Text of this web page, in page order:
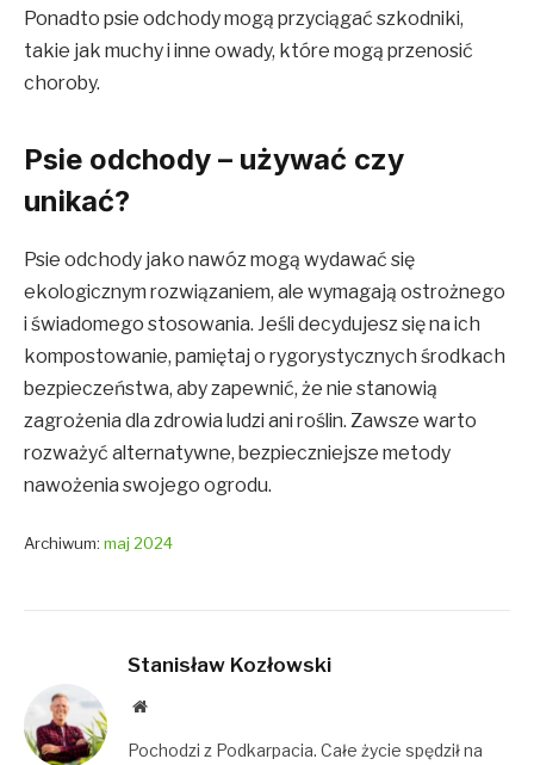
Ponadto psie odchody mogą przyciągać szkodniki,
takie jak muchy i inne owady, które mogą przenosić
choroby.
Psie odchody – używać czy
unikać?
Psie odchody jako nawóz mogą wydawać się
ekologicznym rozwiązaniem, ale wymagają ostrożnego
i świadomego stosowania. Jeśli decydujesz się na ich
kompostowanie, pamiętaj o rygorystycznych środkach
bezpieczeństwa, aby zapewnić, że nie stanowią
zagrożenia dla zdrowia ludzi ani roślin. Zawsze warto
rozważyć alternatywne, bezpieczniejsze metody
nawożenia swojego ogrodu.
Archiwum: maj 2024
Stanisław Kozłowski
Website
Pochodzi z Podkarpacia. Całe życie spędził na